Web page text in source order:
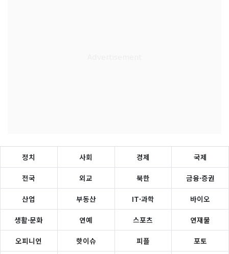
정치 사회 경제 국제
전국 외교 북한 금융·증권
산업 부동산 IT·과학 바이오
생활·문화 연예 스포츠 연재물
오피니언 핫이슈 피플 포토